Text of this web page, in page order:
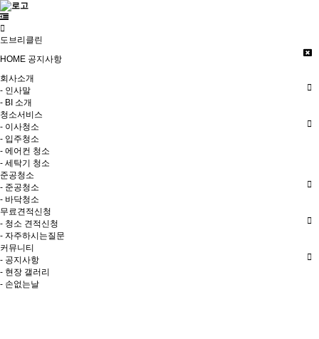
도브리클린
HOME 공지사항
회사소개
- 인사말
- BI 소개
청소서비스
- 이사청소
- 입주청소
- 에어컨 청소
- 세탁기 청소
준공청소
- 준공청소
- 바닥청소
무료견적신청
- 청소 견적신청
- 자주하시는질문
커뮤니티
- 공지사항
- 현장 갤러리
- 손없는날